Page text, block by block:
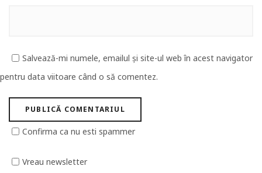
Salvează-mi numele, emailul și site-ul web în acest navigator
pentru data viitoare când o să comentez.
Confirma ca nu esti spammer
Vreau newsletter